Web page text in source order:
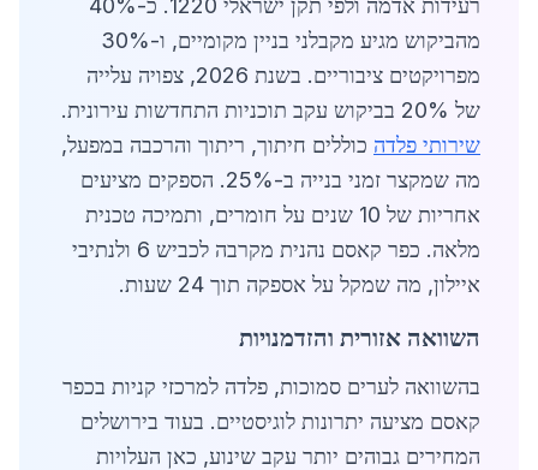
רעידות אדמה ולפי תקן ישראלי 1220. כ-40%
מהביקוש מגיע מקבלני בניין מקומיים, ו-30%
מפרויקטים ציבוריים. בשנת 2026, צפויה עלייה
של 20% בביקוש עקב תוכניות התחדשות עירונית.
שירותי פלדה כוללים חיתוך, ריתוך והרכבה במפעל,
מה שמקצר זמני בנייה ב-25%. הספקים מציעים
אחריות של 10 שנים על חומרים, ותמיכה טכנית
מלאה. כפר קאסם נהנית מקרבה לכביש 6 ולנתיבי
איילון, מה שמקל על אספקה תוך 24 שעות.
השוואה אזורית והזדמנויות
בהשוואה לערים סמוכות, פלדה למרכזי קניות בכפר
קאסם מציעה יתרונות לוגיסטיים. בעוד בירושלים
המחירים גבוהים יותר עקב שינוע, כאן העלויות